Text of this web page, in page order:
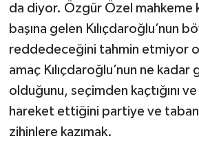
da diyor. Özgür Özel mahkeme
başına gelen Kılıçdaroğlu’nun
reddedeceğini tahmin etmiyor
amaç Kılıçdaroğlu’nun ne kadar
olduğunu, seçimden kaçtığını
hareket ettiğini partiye ve
zihinlere kazımak.